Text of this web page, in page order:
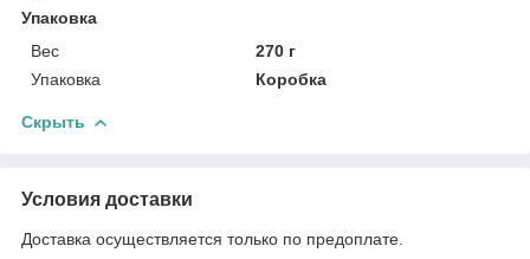
Упаковка
Вес
270 г
Упаковка
Коробка
Скрыть
Условия доставки
Доставка осуществляется только по предоплате.